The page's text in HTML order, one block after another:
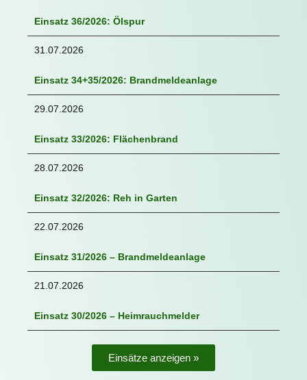
Einsatz 36/2026: Ölspur
31.07.2026
Einsatz 34+35/2026: Brandmeldeanlage
29.07.2026
Einsatz 33/2026: Flächenbrand
28.07.2026
Einsatz 32/2026: Reh in Garten
22.07.2026
Einsatz 31/2026 – Brandmeldeanlage
21.07.2026
Einsatz 30/2026 – Heimrauchmelder
Einsätze anzeigen »